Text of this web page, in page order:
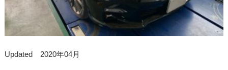
Updated 2020年04月